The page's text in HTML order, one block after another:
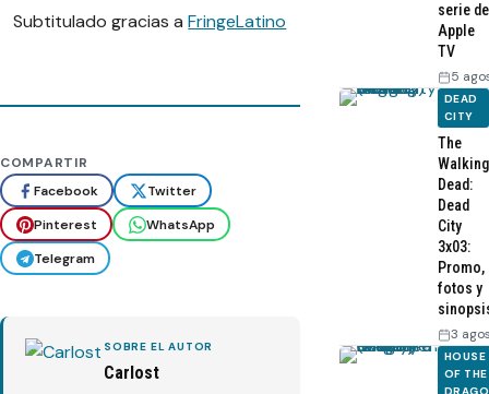
Subtitulado gracias aFringeLatino
COMPARTIR
Facebook
Twitter
Pinterest
WhatsApp
Telegram
SOBRE EL AUTOR
Carlost
serie de
Apple
TV
5
DEAD
CITY
The
Walking
Dead:
Dead
City
3x03:
Promo,
fotos y
3
HOUSE
OF THE